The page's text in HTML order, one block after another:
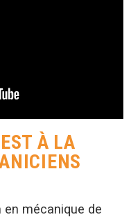
À LA
mécanique de